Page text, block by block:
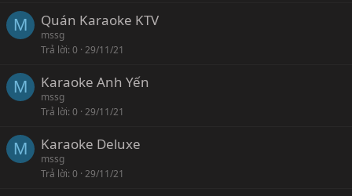
M Quán Karaoke KTV
mssg
Trả lời 0 29/11/21
M Karaoke Anh Yến
mssg
Trả lời 0 29/11/21
M Karaoke Deluxe
mssg
Trả lời 0 29/11/21